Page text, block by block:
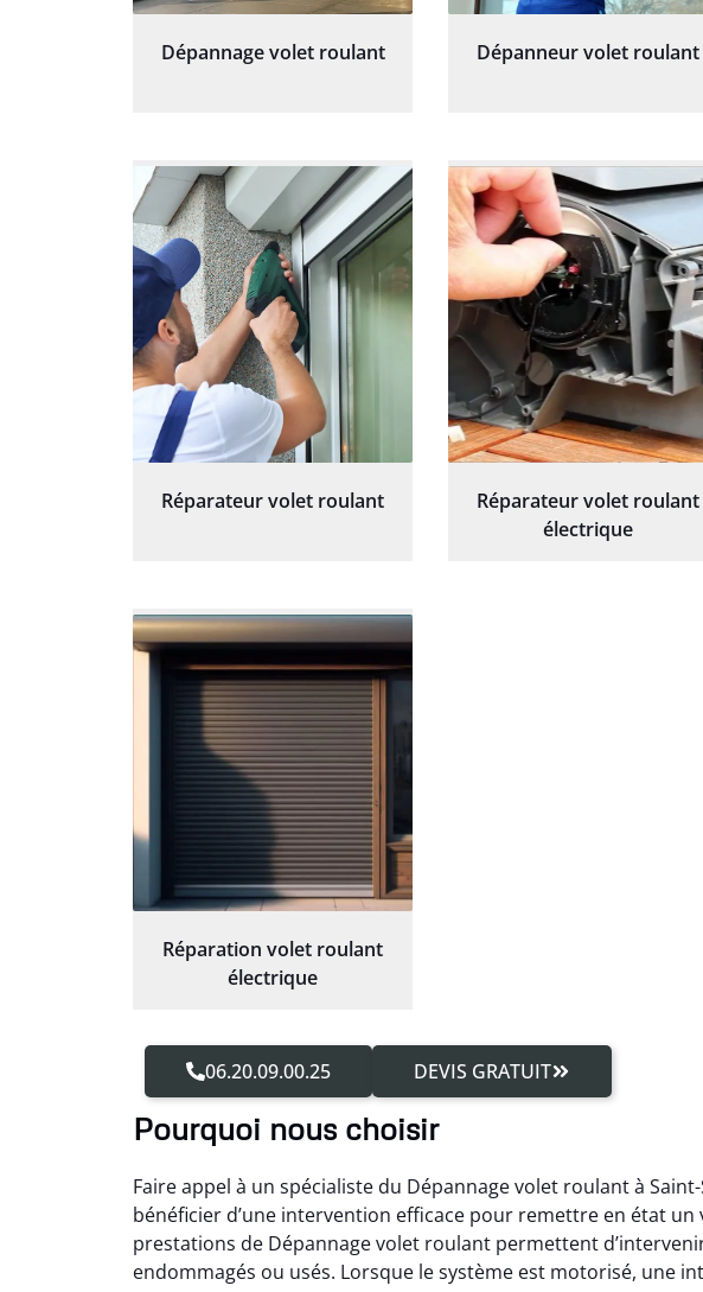
Dépannage volet roulant Dépanneur volet roulant
Réparateur volet roulant
Réparateur volet roulant
électrique
Réparation volet roulant
électrique
06.20.09.00.25 DEVIS GRATUIT
Pourquoi nous choisir
Faire appel à un spécialiste du Dépannage volet roulant à
bénéficier d’une intervention efficace pour remettre en état un
prestations de Dépannage volet roulant permettent
endommagés ou usés. Lorsque le système est motorisé, une